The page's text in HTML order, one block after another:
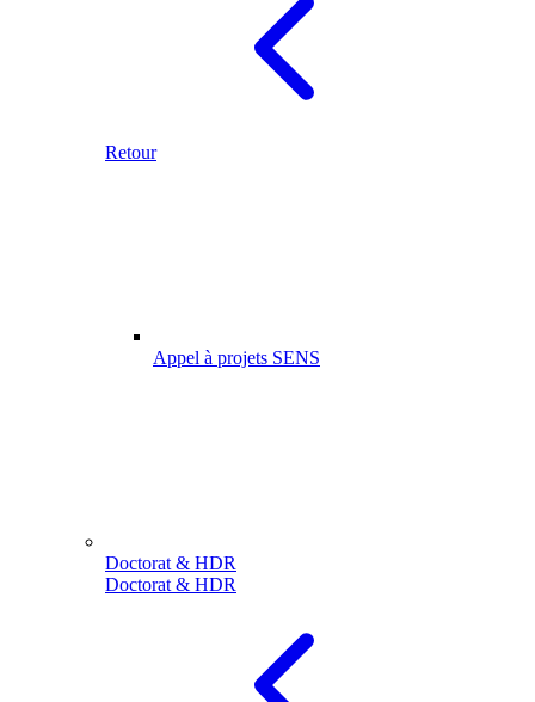
Retour
Appel à projets SENS
Doctorat & HDR
Doctorat & HDR